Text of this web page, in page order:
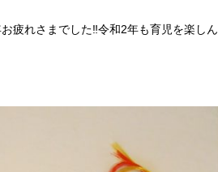
疲れさまでした‼︎令和2年も育児を楽しん